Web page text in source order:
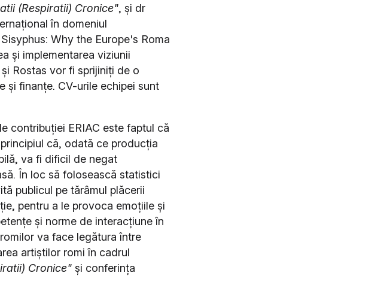
(Respiratii) Cronice", și dr
în domeniul
Why the Europe's Roma
și implementarea viziunii
Rostas vor fi sprijiniți de o
și finanțe. CV-urile echipei sunt
contribuției ERIAC este faptul că
că, odată ce producția
va fi dificil de negat
În loc să folosească statistici
publicul pe tărâmul plăcerii
pentru a le provoca emoțiile și
și norme de interacțiune în
va face legătura între
artiștilor romi în cadrul
Cronice" și conferința